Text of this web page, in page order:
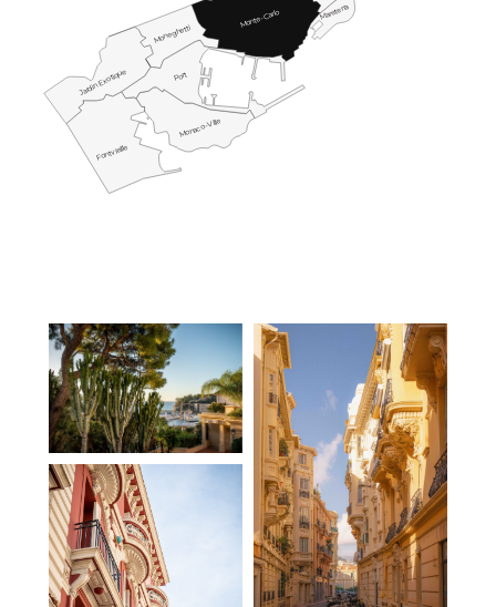
Monaco-Ville
Fontvieille
Moneghetti
Jardin Exotique Port
Monte-Carlo Mareterra